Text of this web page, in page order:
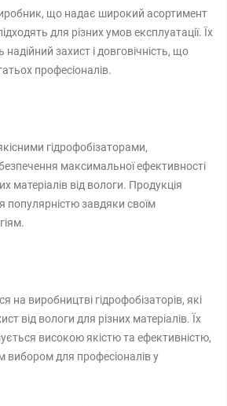
що надає широкий асортимент
для різних умов експлуатації. Їх
захист і довговічність, що
професіоналів.
гідрофобізаторами,
максимальної ефективності
матеріалів від вологи. Продукція
популярністю завдяки своїм
на виробництві гідрофобізаторів, які
від вологи для різних матеріалів. Їх
високою якістю та ефективністю,
вибором для професіоналів у